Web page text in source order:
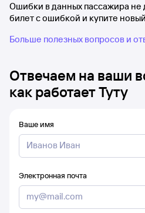
Ошибки в данных пассажира не
билет с ошибкой и купите
Больше полезных вопросов и
Отвечаем на ваши
как работает Туту
Ваше имя
Электронная почта